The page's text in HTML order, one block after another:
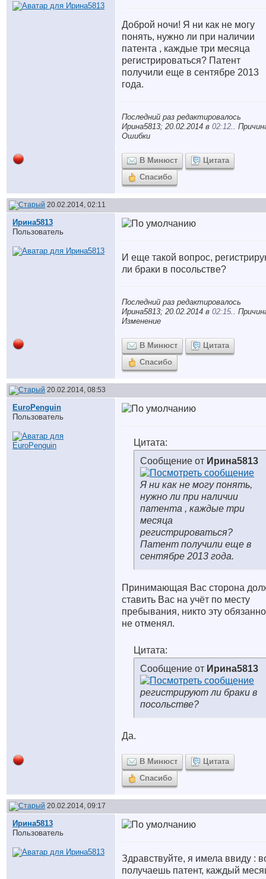
Доброй ночи! Я ни как не могу
понять, нужно ли при наличии
патента , каждые три месяца
регистрироваться? Патент
получили еще в сентябре 2013
года.
Последний раз редактировалось
Ирина5813; 20.02.2014 в 02:12 ..
Ошибки
В Минюст
Цитата
Спасибо
20.02.2014, 02:11
Ирина5813
Пользователь
И еще такой вопрос,
ли браки в посольстве?
Последний раз редактировалось
Ирина5813; 20.02.2014 в 02:15..
Изменение
В Минюст
Цитата
Спасибо
20.02.2014, 08:53
EuroPenguin
Пользователь
Цитата:
Сообщение от Ирина5813
Я ни как не могу понять,
нужно ли при наличии
патента , каждые три
месяца
регистрироваться?
Патент получили еще в
сентябре 2013 года.
Принимающая Вас сторона
ставить Вас на учёт по месту
пребывания, никто эту
не отменял.
Цитата:
Сообщение от Ирина5813
регистрируют ли браки в
посольстве?
Да.
В Минюст
Цитата
Спасибо
20.02.2014, 09:17
Ирина5813
Пользователь
Здравствуйте, я имела ввиду :
получаешь патент, каждый